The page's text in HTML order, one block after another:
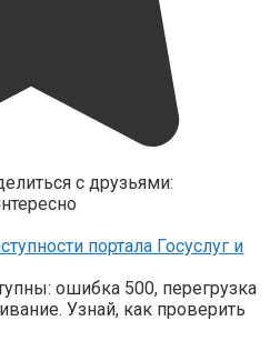
с друзьями:
портала Госуслуг и
ошибка 500, перегрузка
Узнай, как проверить